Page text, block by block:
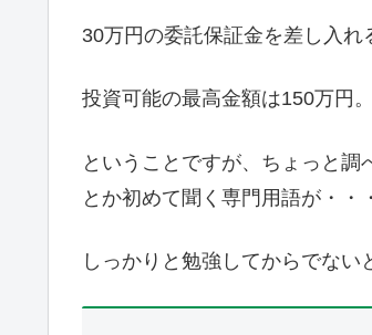
30万円の委託保証金を差し入れ
投資可能の最高金額は150万円。
ということですが、ちょっと調
とか初めて聞く専門用語が・・・
しっかりと勉強してからでない